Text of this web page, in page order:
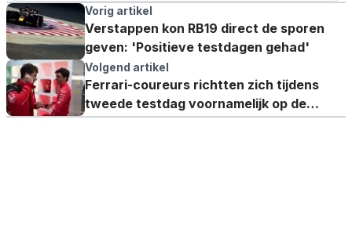
Vorig artikel
Verstappen kon RB19 direct de sporen
geven: 'Positieve testdagen gehad'
Volgend artikel
Ferrari-coureurs richtten zich tijdens
tweede testdag voornamelijk op de
afstelling